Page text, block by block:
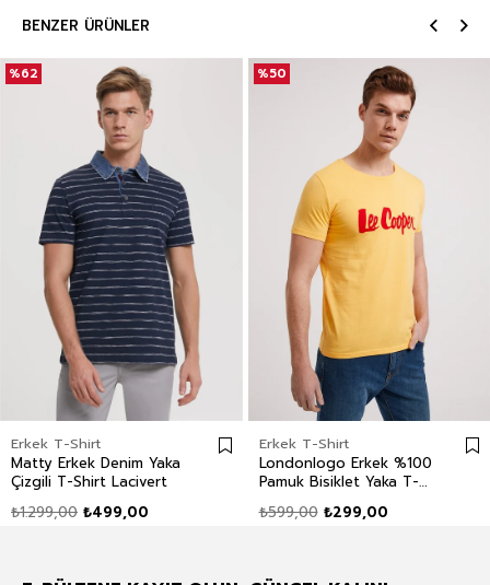
BENZER ÜRÜNLER
Erkek T-Shirt
Matty Erkek Denim Yaka
Çizgili T-Shirt Lacivert
₺499,00
₺1.299,00
%62
Erkek T-Shirt
Londonlogo Erkek %100
Pamuk Bisiklet Yaka T-
₺299,00
₺599,00
%50